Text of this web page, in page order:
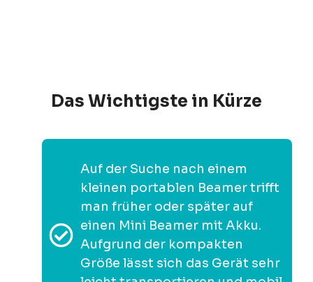
Das Wichtigste in Kürze
Auf der Suche nach einem
kleinen portablen Beamer trifft
man früher oder später auf
einen Mini Beamer mit Akku.
Aufgrund der kompakten
Größe lässt sich das Gerät sehr